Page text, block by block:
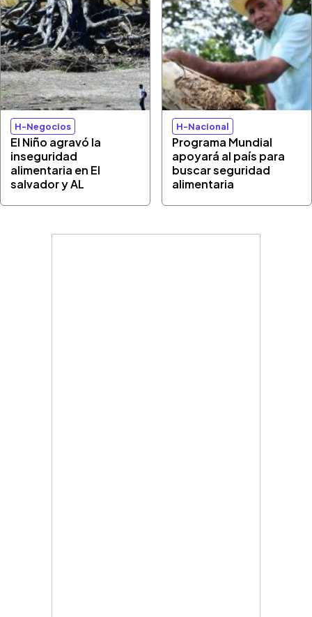
H-Negocios
El Niño agravó la
inseguridad
alimentaria en El
salvador y AL
H-Nacional
Programa Mundial
apoyará al país para
buscar seguridad
alimentaria